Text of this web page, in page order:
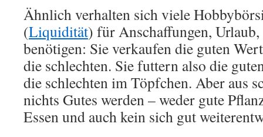
Ähnlich verhalten sich viele
(Liquidität) für Anschaffungen,
benötigen: Sie verkaufen die guten
die schlechten. Sie futtern also die
die schlechten im Töpfchen. Aber aus
nichts Gutes werden – weder gute
Essen und auch kein sich gut